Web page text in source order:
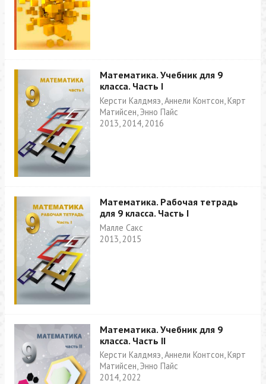
Математика. Учебник для 9
класса. Часть I
Керсти Калдмяэ, Аннели Контсон, Кярт
Матийсен, Энно Пайс
2013, 2014, 2016
Математика. Рабочая тетрадь
для 9 класса. Часть I
Малле Сакс
2013, 2015
Математика. Учебник для 9
класса. Часть II
Керсти Калдмяэ, Аннели Контсон, Кярт
Матийсен, Энно Пайс
2014, 2022